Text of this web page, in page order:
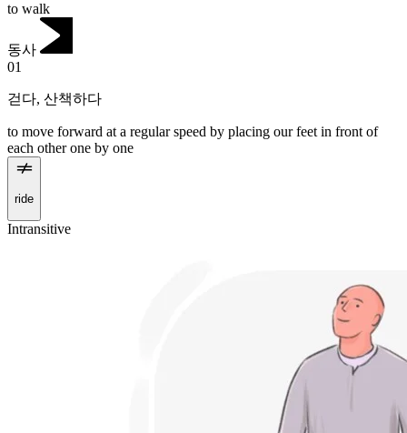
to walk
동사
01
걷다, 산책하다
to move forward at a regular speed by placing our feet in front of
each other one by one
ride
Intransitive